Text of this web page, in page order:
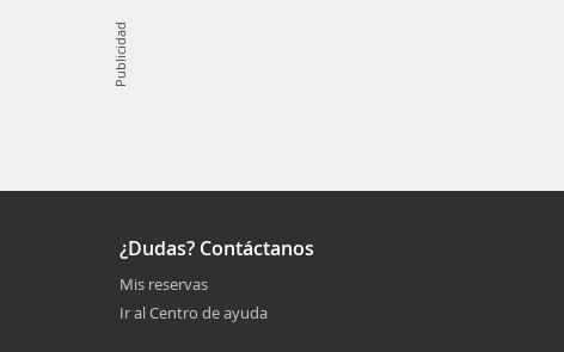
Publicidad
¿Dudas? Contáctanos
Mis reservas
Ir al Centro de ayuda